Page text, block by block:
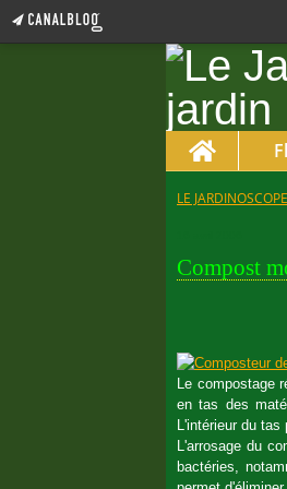
Home
LE
Compost
Le compostage
en tas des
L'intérieur du tas
L'arrosage du
bactéries,